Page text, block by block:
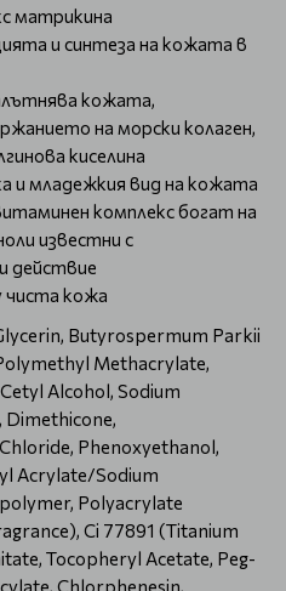
матрикина
и синтеза на кожата в
кожата,
на морски колаген,
киселина
и младежкия вид на кожата
комплекс богат на
известни с
действие
чиста кожа
Butyrospermum Parkii
Methacrylate,
Alcohol, Sodium
Dimethicone,
Phenoxyethanol,
Acrylate/Sodium
Polyacrylate
Ci 77891 (Titanium
Tocopheryl Acetate, Peg-
Chlorphenesin,